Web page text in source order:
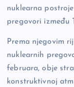
nuklearna
pregovori između
Prema njegovim
nuklearnih
februara, obje
konstruktivnoj